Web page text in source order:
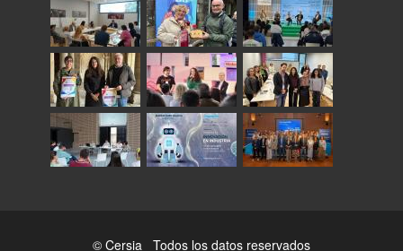
© Cersia Todos los datos reservados